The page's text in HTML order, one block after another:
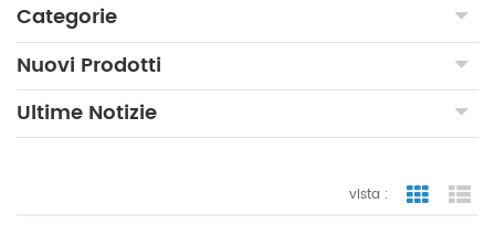
Categorie
Nuovi Prodotti
Ultime Notizie
vista : vista a